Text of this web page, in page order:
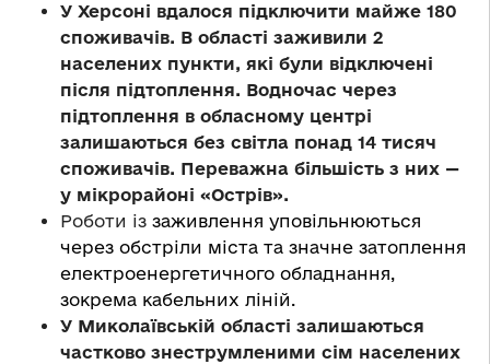
У Херсоні вдалося підключити майже 180
споживачів. В області заживили 2
населених пункти, які були відключені
після підтоплення. Водночас через
підтоплення в обласному центрі
залишаються без світла понад 14 тисяч
споживачів. Переважна більшість з них —
у мікрорайоні «Острів».
Роботи із заживлення уповільнюються
через обстріли міста та значне затоплення
електроенергетичного обладнання,
зокрема кабельних ліній.
У Миколаївській області залишаються
частково знеструмленими сім населених